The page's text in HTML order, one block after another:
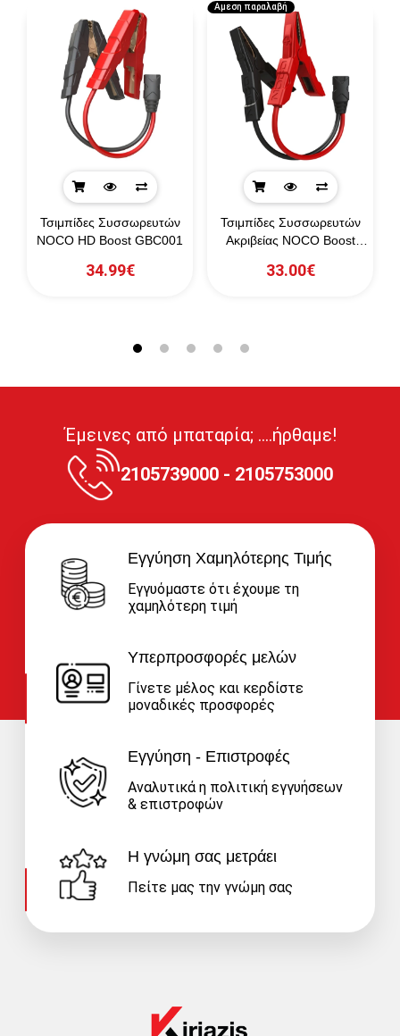
Τσιμπίδες Συσσωρευτών
NOCO HD Boost GBC001
34.99€
Αμεση παραλαβή
Τσιμπίδες Συσσωρευτών
Ακριβείας NOCO Boost
33.00€
Έμεινες από μπαταρία; ....ήρθαμε!
2105739000 - 2105753000
Εγγύηση Χαμηλότερης Τιμής
Εγγυόμαστε ότι έχουμε τη
χαμηλότερη τιμή
Υπερπροσφορές μελών
Γίνετε μέλος και κερδίστε
μοναδικές προσφορές
Εγγύηση - Επιστροφές
Αναλυτικά η πολιτική εγγυήσεων
& επιστροφών
Η γνώμη σας μετράει
Πείτε μας την γνώμη σας